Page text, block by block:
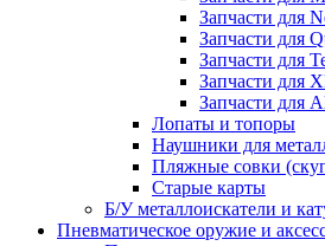
Запчасти для
Запчасти для
Запчасти для
Запчасти для
Запчасти для
Лопаты и топоры
Наушники для
Пляжные совки
Старые карты
Б/У металлоискатели и
Пневматическое оружие и